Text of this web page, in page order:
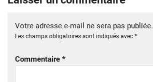
Votre adresse e-mail ne sera pas publiée.
Les champs obligatoires sont indiqués avec *
Commentaire *